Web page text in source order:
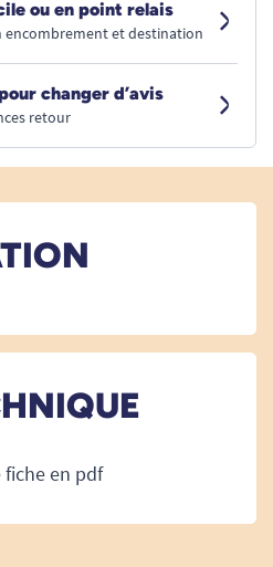
ou en point relais
encombrement et destination
changer d’avis
retour
fiche en pdf